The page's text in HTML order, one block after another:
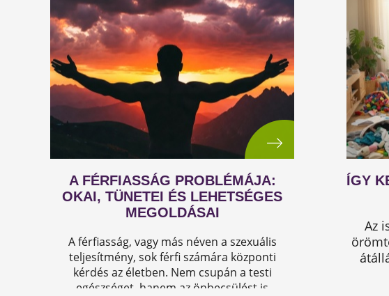
A FÉRFIASSÁG PROBLÉMÁJA:
OKAI, TÜNETEI ÉS LEHETSÉGES
MEGOLDÁSAI
A férfiasság, vagy más néven a szexuális
teljesítmény, sok férfi számára központi
kérdés az életben. Nem csupán a testi
egészséget, hanem az önbecsülést is
ÍGY
Az